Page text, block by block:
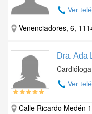
Ver
Venenciadores, 6,
Dra. Ada
Cardióloga
Ver
Calle Ricardo Medén